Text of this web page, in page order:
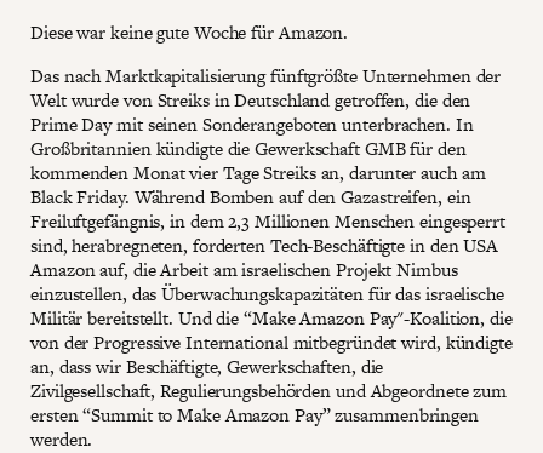
Diese war keine gute Woche für Amazon.
Das nach Marktkapitalisierung fünftgrößte Unternehmen der
Welt wurde von Streiks in Deutschland getroffen, die den
Prime Day mit seinen Sonderangeboten unterbrachen. In
Großbritannien kündigte die Gewerkschaft GMB für den
kommenden Monat vier Tage Streiks an, darunter auch am
Black Friday. Während Bomben auf den Gazastreifen, ein
Freiluftgefängnis, in dem 2,3 Millionen Menschen eingesperrt
sind, herabregneten, forderten Tech-Beschäftigte in den USA
Amazon auf, die Arbeit am israelischen Projekt Nimbus
einzustellen, das Überwachungskapazitäten für das israelische
Militär bereitstellt. Und die “Make Amazon Pay"-Koalition, die
von der Progressive International mitbegründet wird, kündigte
an, dass wir Beschäftigte, Gewerkschaften, die
Zivilgesellschaft, Regulierungsbehörden und Abgeordnete zum
ersten “Summit to Make Amazon Pay” zusammenbringen
werden.